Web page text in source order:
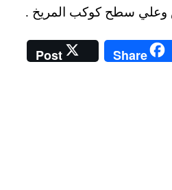
وعلي سطح كوكب المريخ .
Share
Post